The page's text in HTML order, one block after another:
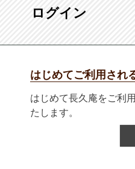
ログイン
はじめてご利用され
はじめて長久庵をご利
たします。